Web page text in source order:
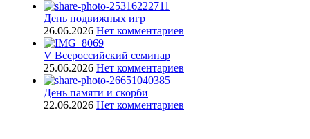
День подвижных игр
26.06.2026 Нет комментариев
V Всероссийский семинар
25.06.2026 Нет комментариев
День памяти и скорби
22.06.2026 Нет комментариев